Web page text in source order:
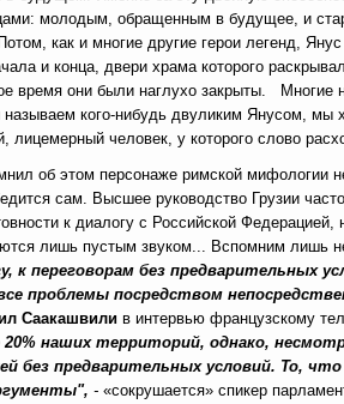
молодым, обращенным в будущее, и
как и многие другие герои легенд,
и конца, двери храма которого
время они были наглухо закрыты. Многие
кого-нибудь двуликим Янусом, мы
лицемерный человек, у которого слово
об этом персонаже римской мифологии
сам. Высшее руководство Грузии
к диалогу с Российской Федерацией,
лишь пустым звуком... Вспомним лишь
к переговорам без предварительных
проблемы посредством
Саакашвили в интервью французскому
20% наших территорий, однако,
без предварительных условий. То,
- «сокрушается» спикер